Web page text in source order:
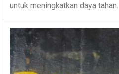
untuk meningkatkan daya tahan...